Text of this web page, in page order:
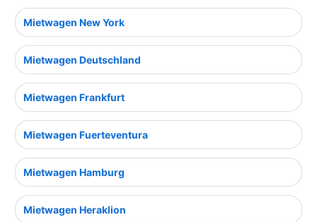
Mietwagen New York
Mietwagen Deutschland
Mietwagen Frankfurt
Mietwagen Fuerteventura
Mietwagen Hamburg
Mietwagen Heraklion